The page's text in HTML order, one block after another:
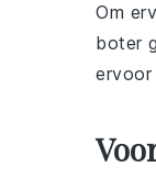
Om
boter